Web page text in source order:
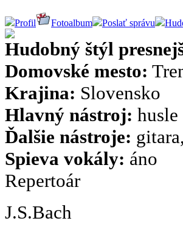
Profil Fotoalbum Poslať správu
Hudobný štýl
Domovské mesto:
Krajina: Slovensko
Hlavný nástroj: husle
Ďalšie nástroje:
Spieva vokály: áno
Repertoár
J.S.Bach